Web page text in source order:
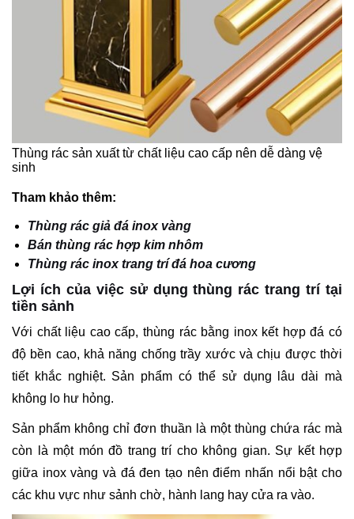
Thùng rác sản xuất từ chất liệu cao cấp nên dễ dàng vệ
sinh
Tham khảo thêm:
Thùng rác giả đá inox vàng
Bán thùng rác hợp kim nhôm
Thùng rác inox trang trí đá hoa cương
Lợi ích của việc sử dụng thùng rác trang trí tại
tiền sảnh
Với chất liệu cao cấp, thùng rác bằng inox kết hợp đá có
độ bền cao, khả năng chống trầy xước và chịu được thời
tiết khắc nghiệt. Sản phẩm có thể sử dụng lâu dài mà
không lo hư hỏng.
Sản phẩm không chỉ đơn thuần là một thùng chứa rác mà
còn là một món đồ trang trí cho không gian. Sự kết hợp
giữa inox vàng và đá đen tạo nên điểm nhấn nổi bật cho
các khu vực như sảnh chờ, hành lang hay cửa ra vào.